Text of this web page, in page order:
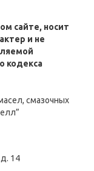
сайте, носит
и не
кодекса
смазочных
14